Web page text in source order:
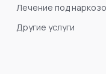
Лечение под
Другие услуги